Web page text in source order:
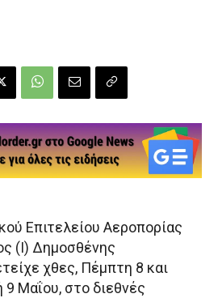
Επιτελείου Αεροπορίας
(Ι) Δημοσθένης
χθες, Πέμπτη 8 και
Μαΐου, στο διεθνές